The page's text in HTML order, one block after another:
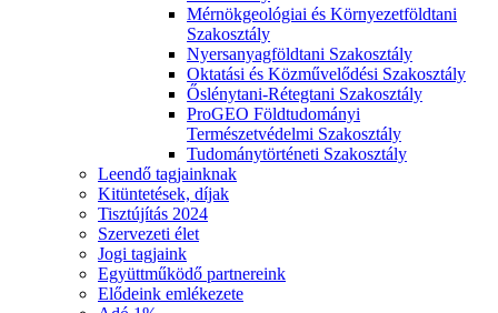
Mérnökgeológiai és Környezetföldtani
Szakosztály
Nyersanyagföldtani Szakosztály
Oktatási és Közművelődési Szakosztály
Őslénytani-Rétegtani Szakosztály
ProGEO Földtudományi
Természetvédelmi Szakosztály
Tudománytörténeti Szakosztály
Leendő tagjainknak
Kitüntetések, díjak
Tisztújítás 2024
Szervezeti élet
Jogi tagjaink
Együttműködő partnereink
Elődeink emlékezete